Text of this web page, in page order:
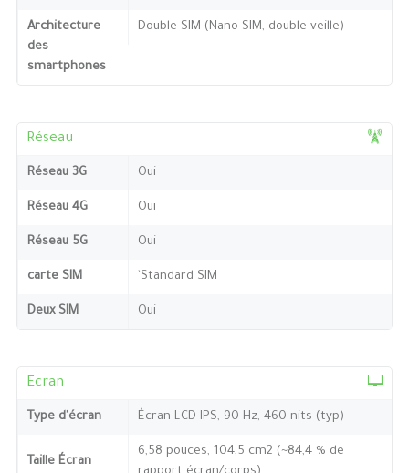
Architecture
des
smartphones
Double SIM (Nano-SIM, double veille)
Réseau
Réseau 3G Oui
Réseau 4G Oui
Réseau 5G Oui
carte SIM `Standard SIM
Deux SIM Oui
Ecran
Type d'écran Écran LCD IPS, 90 Hz, 460 nits (typ)
Taille Écran
6,58 pouces, 104,5 cm2 (~84,4 % de